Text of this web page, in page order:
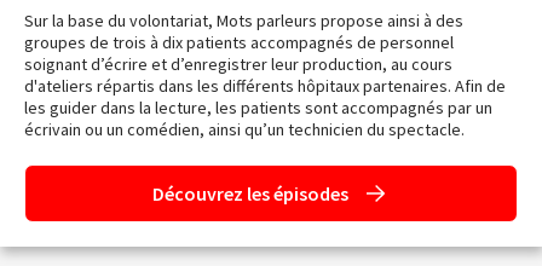
Sur la base du volontariat, Mots parleurs propose ainsi à des
groupes de trois à dix patients accompagnés de personnel
soignant d’écrire et d’enregistrer leur production, au cours
d'ateliers répartis dans les différents hôpitaux partenaires. Afin de
les guider dans la lecture, les patients sont accompagnés par un
écrivain ou un comédien, ainsi qu’un technicien du spectacle.
Découvrez les épisodes